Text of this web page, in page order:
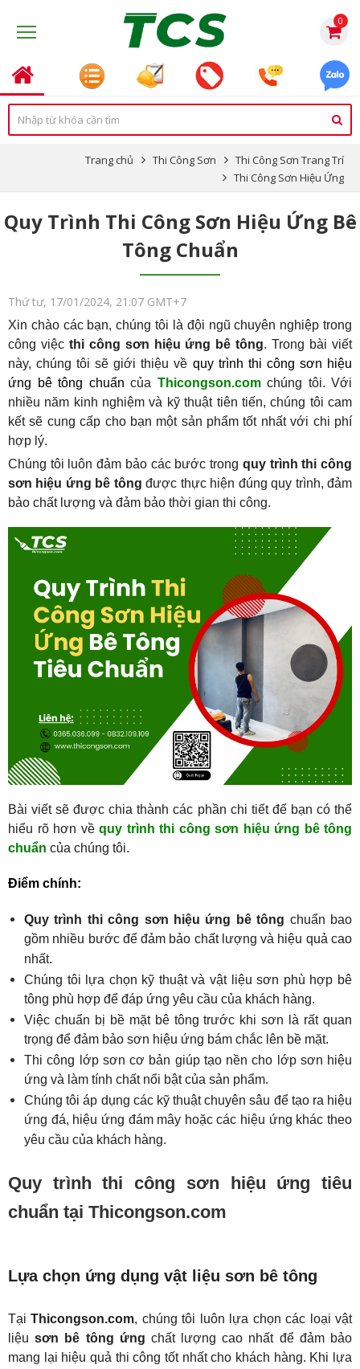
0
Trang chủ Thi Công Sơn
Thi Công Sơn Trang Trí
Thi Công Sơn Hiệu Ứng
Quy Trình Thi Công Sơn Hiệu Ứng Bê
Tông Chuẩn
Thứ tư, 17/01/2024, 21:07 GMT+7
Xin chào các bạn, chúng tôi là đội ngũ chuyên nghiệp trong
công việc thi công sơn hiệu ứng bê tông. Trong bài viết
này, chúng tôi sẽ giới thiệu về quy trình thi công sơn hiệu
ứng bê tông chuẩn của Thicongson.com chúng tôi. Với
nhiều năm kinh nghiệm và kỹ thuật tiên tiến, chúng tôi cam
kết sẽ cung cấp cho bạn một sản phẩm tốt nhất với chi phí
hợp lý.
Chúng tôi luôn đảm bảo các bước trong quy trình thi công
sơn hiệu ứng bê tông được thực hiện đúng quy trình, đảm
bảo chất lượng và đảm bảo thời gian thi công.
Bài viết sẽ được chia thành các phần chi tiết để bạn có thể
hiểu rõ hơn về quy trình thi công sơn hiệu ứng bê tông
chuẩn của chúng tôi.
Điểm chính:
Quy trình thi công sơn hiệu ứng bê tông chuẩn bao
gồm nhiều bước để đảm bảo chất lượng và hiệu quả cao
nhất.
Chúng tôi lựa chọn kỹ thuật và vật liệu sơn phù hợp bê
tông phù hợp để đáp ứng yêu cầu của khách hàng.
Việc chuẩn bị bề mặt bê tông trước khi sơn là rất quan
trọng để đảm bảo sơn hiệu ứng bám chắc lên bề mặt.
Thi công lớp sơn cơ bản giúp tạo nền cho lớp sơn hiệu
ứng và làm tính chất nổi bật của sản phẩm.
Chúng tôi áp dụng các kỹ thuật chuyên sâu để tạo ra hiệu
ứng đá, hiệu ứng đám mây hoặc các hiệu ứng khác theo
yêu cầu của khách hàng.
Quy trình thi công sơn hiệu ứng tiêu
chuẩn tại Thicongson.com
Lựa chọn ứng dụng vật liệu sơn bê tông
Tại Thicongson.com, chúng tôi luôn lựa chọn các loại vật
liệu sơn bê tông ứng chất lượng cao nhất để đảm bảo
mang lại hiệu quả thi công tốt nhất cho khách hàng. Khi lựa